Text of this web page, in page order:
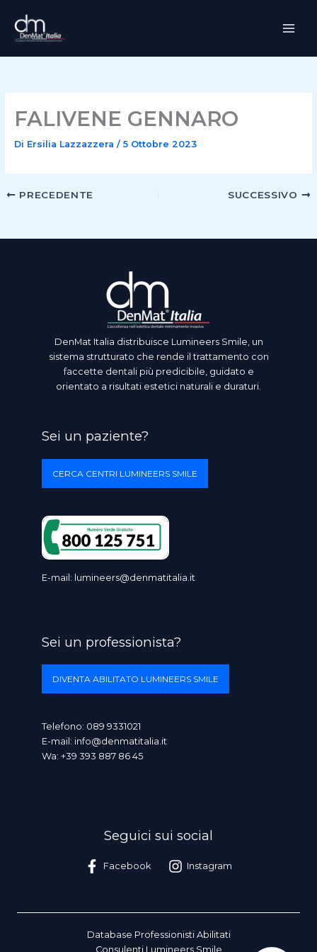
contenuto
FALIVENE GENNARO
Di Ersilia Lazzazzera / 5 Ottobre 2023
PRECEDENTE SUCCESSIVO
DenMat Italia distribuisce Lumineers Smile, un
sistema strutturato che rende il trattamento con
faccette dentali più predicibile, guidato e
orientato a risultati estetici naturali e duraturi.
Sei un paziente?
CERCA CENTRI LUMINEERS SMILE
E-mail: lumineers@denmatitalia.it
Sei un professionista?
DIVENTA ABILITATO LUMINEERS SMILE
Telefono: 089 9331021
E-mail: info@denmatitalia.it
Wa: +39 393 887 86 45
Seguici sui social
Facebook Instagram
Database Professionisti Abilitati
Consulenti Lumineers Smile